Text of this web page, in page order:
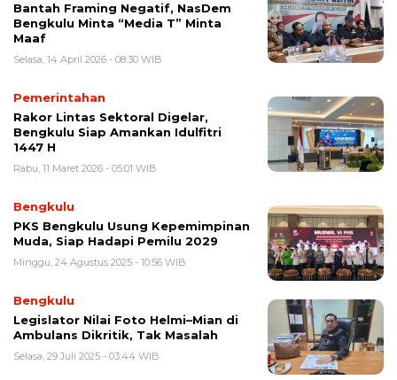
Bantah Framing Negatif, NasDem
Bengkulu Minta “Media T” Minta
Maaf
Selasa, 14 April 2026 - 08:30 WIB
Pemerintahan
Rakor Lintas Sektoral Digelar,
Bengkulu Siap Amankan Idulfitri
1447 H
Rabu, 11 Maret 2026 - 05:01 WIB
Bengkulu
PKS Bengkulu Usung Kepemimpinan
Muda, Siap Hadapi Pemilu 2029
Minggu, 24 Agustus 2025 - 10:56 WIB
Bengkulu
Legislator Nilai Foto Helmi–Mian di
Ambulans Dikritik, Tak Masalah
Selasa, 29 Juli 2025 - 03:44 WIB